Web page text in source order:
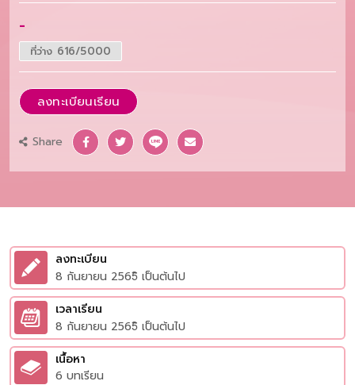
-
ที่ว่าง 616/5000
ลงทะเบียนเรียน
Share
ลงทะเบียน
8 กันยายน 2565ิ เป็นต้นไป
เวลาเรียน
8 กันยายน 2565ิ เป็นต้นไป
เนื้อหา
6 บทเรียน